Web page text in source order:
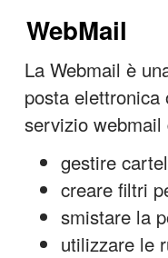
WebMail
La Webmail è
posta
servizio
gestire
creare filtri
smistare la
utilizzare le